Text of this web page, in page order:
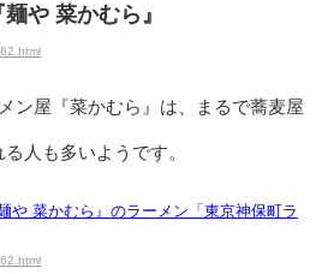
や 菜かむら』
ン屋『菜かむら』は、まるで蕎麦屋
人も多いようです。